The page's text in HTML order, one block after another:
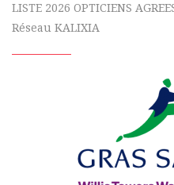
LISTE 2026 OPTICIENS
Réseau KALIXIA